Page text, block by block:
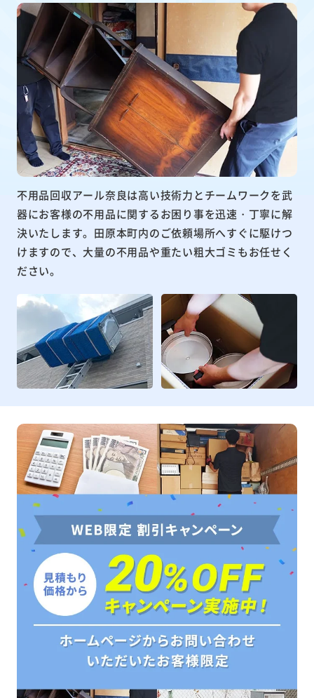
不用品回収アール奈良は高い技術力とチームワークを武
器にお客様の不用品に関するお困り事を迅速・丁寧に解
決いたします。田原本町内のご依頼場所へすぐに駆けつ
けますので、大量の不用品や重たい粗大ゴミもお任せく
ださい。